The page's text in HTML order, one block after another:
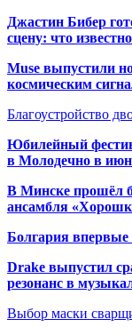
Джастин Бибер
сцену: что
Muse выпустили
космическим
Благоустройство
Юбилейный
в Молодечно в
В Минске прошёл
ансамбля
Болгария впервые
Drake выпустил
резонанс в
Выбор маски